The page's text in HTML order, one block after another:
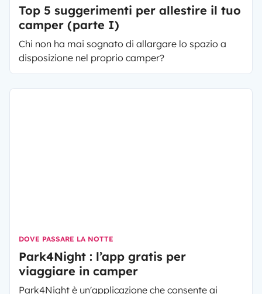
Top 5 suggerimenti per allestire il tuo
camper (parte I)
Chi non ha mai sognato di allargare lo spazio a
disposizione nel proprio camper?
DOVE PASSARE LA NOTTE
Park4Night : l’app gratis per
viaggiare in camper
Park4Night è un'applicazione che consente ai